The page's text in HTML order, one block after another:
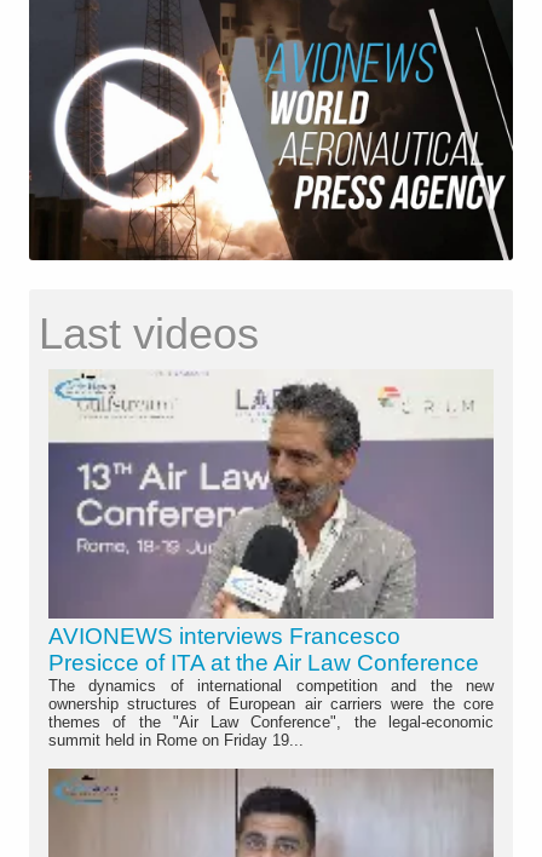
Last videos
AVIONEWS interviews Francesco
Presicce of ITA at the Air Law Conference
The dynamics of international competition and the new
ownership structures of European air carriers were the core
themes of the "Air Law Conference", the legal-economic
summit held in Rome on Friday 19...